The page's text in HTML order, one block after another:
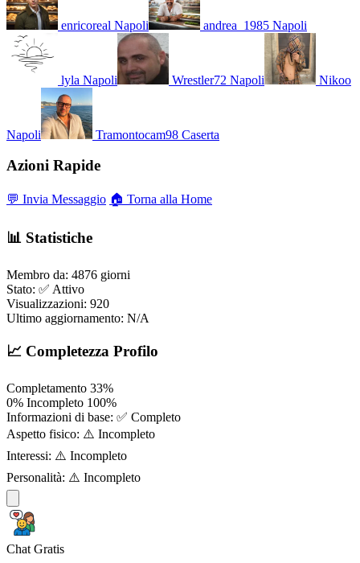
enricoreal Napoli andrea_1985 Napoli
lyla Napoli Wrestler72 Napoli Nikoo
Napoli Tramontocam98 Caserta
Azioni Rapide
💬 Invia Messaggio 🏠 Torna alla Home
📊 Statistiche
Membro da: 4876 giorni
Stato: ✅ Attivo
Visualizzazioni: 920
Ultimo aggiornamento: N/A
📈 Completezza Profilo
Completamento 33%
0% Incompleto 100%
Informazioni di base: ✅ Completo
Aspetto fisico: ⚠️ Incompleto
Interessi: ⚠️ Incompleto
Personalità: ⚠️ Incompleto
Chat Gratis